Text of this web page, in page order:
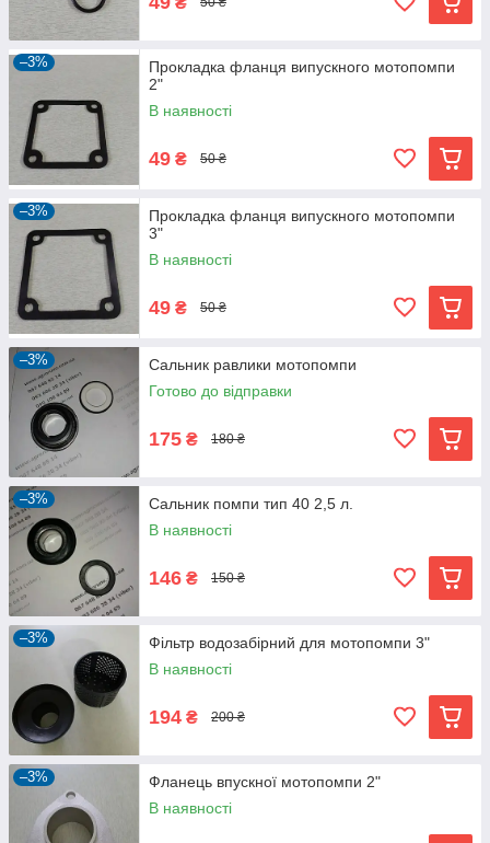
–3%
Прокладка фланця випускного мотопомпи
2"
В наявності
49 ₴ 50 ₴
–3%
Прокладка фланця випускного мотопомпи
3"
В наявності
49 ₴ 50 ₴
–3%
Сальник равлики мотопомпи
Готово до відправки
175 ₴ 180 ₴
–3%
Сальник помпи тип 40 2,5 л.
В наявності
146 ₴ 150 ₴
–3%
Фільтр водозабірний для мотопомпи 3"
В наявності
194 ₴ 200 ₴
–3%
Фланець впускної мотопомпи 2"
В наявності